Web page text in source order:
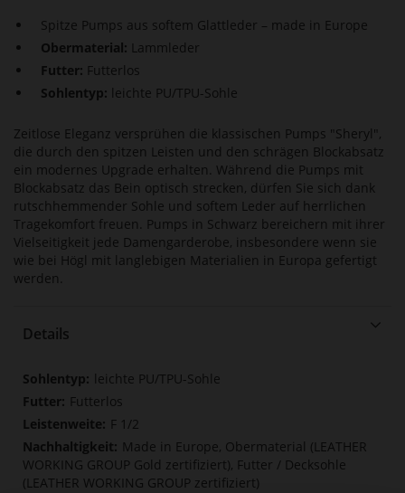
Spitze Pumps aus softem Glattleder – made in Europe
Obermaterial: Lammleder
Futter: Futterlos
Sohlentyp: leichte PU/TPU-Sohle
Zeitlose Eleganz versprühen die klassischen Pumps "Sheryl",
die durch den spitzen Leisten und den schrägen Blockabsatz
ein modernes Upgrade erhalten. Während die Pumps mit
Blockabsatz das Bein optisch strecken, dürfen Sie sich dank
rutschhemmender Sohle und softem Leder auf herrlichen
Tragekomfort freuen. Pumps in Schwarz bereichern mit ihrer
Vielseitigkeit jede Damengarderobe, insbesondere wenn sie
wie bei Högl mit langlebigen Materialien in Europa gefertigt
werden.
Details
Mehr
Informationen
leichte PU/TPU-Sohle
Futterlos
F 1/2
Made in Europe, Obermaterial (LEATHER
WORKING GROUP Gold zertifiziert), Futter / Decksohle
(LEATHER WORKING GROUP zertifiziert)